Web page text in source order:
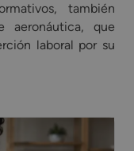
también
aeronáutica, que
laboral por su